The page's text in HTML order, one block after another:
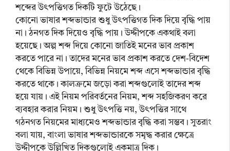
শব্দের উৎপত্তিগত দিকটি ফুটে উঠেছে।
কোনো ভাষার শব্দভান্ডার শুধু উৎপত্তিগত দিক দিয়ে বৃদ্ধি পায়
না। ঠনগত দিক দিয়েও বৃদ্ধি পায়। উদ্দীপকে একথাই বলা
হয়েছে। অল্প শব্দ দিয়ে কোনো জাতিই মনের ভাব প্রকাশ
করতে পারে না। তাদের মনের ভাব প্রকাশ করতে দেশ-বিদেশ
থেকে বিভিন্ন উপায়ে, বিভিন্ন নিয়মে শব্দ এসে শব্দভান্ডার বৃদ্ধি
করতে থাকে। কালক্রমে জড়ো করা শব্দগুলোই তাদের শব্দ
হয়ে যায়। এই নিয়ম পরিবর্তনের নিয়ম, শব্দ সহজিকরণ করে
ব্যবহার করার নিয়ম। শুধু উৎপত্তি নয়, উৎপত্তির সাথে
গঠনগত নিয়মের মাধ্যমেও শব্দভান্ডার বৃদ্ধি করা সম্ভব। সুতরাং
বলা যায়, বাংলা ভাষার শব্দভান্ডারকে সমৃদ্ধ করার ক্ষেত্রে
উদ্দীপকে উল্লিখিত দিকগুলোই একমাত্র দিক।